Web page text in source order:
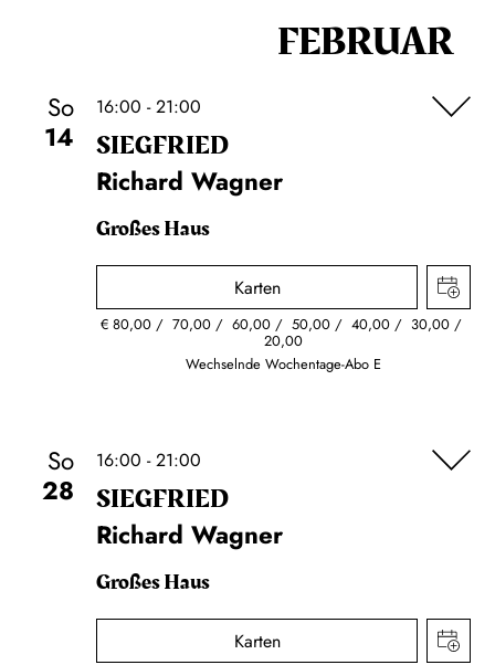
FEBRUAR
So
14
16:00 - 21:00
SIEG­FRIED
Richard Wagner
Großes Haus
Karten
€80,00 70,00 60,00 50,00 40,00 30,00
20,00
Wechselnde Wochentage-Abo E
So
28
16:00 - 21:00
SIEG­FRIED
Richard Wagner
Großes Haus
Karten